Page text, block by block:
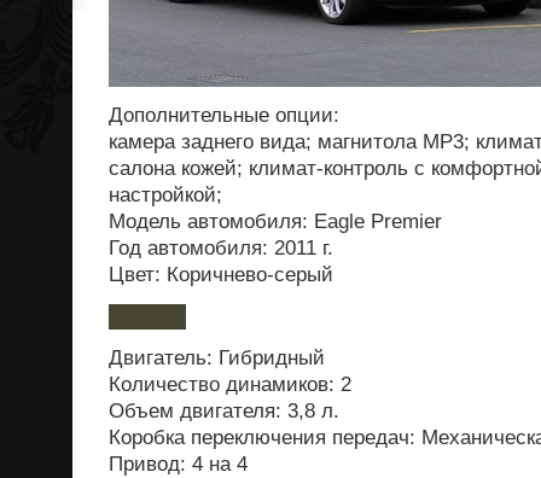
Дополнительные опции:
камера заднего вида; магнитола MP3;
салона кожей; климат-контроль с
настройкой;
Модель автомобиля: Eagle Premier
Год автомобиля: 2011 г.
Цвет: Коричнево-серый
Двигатель: Гибридный
Количество динамиков: 2
Объем двигателя: 3,8 л.
Коробка переключения передач:
Привод: 4 на 4